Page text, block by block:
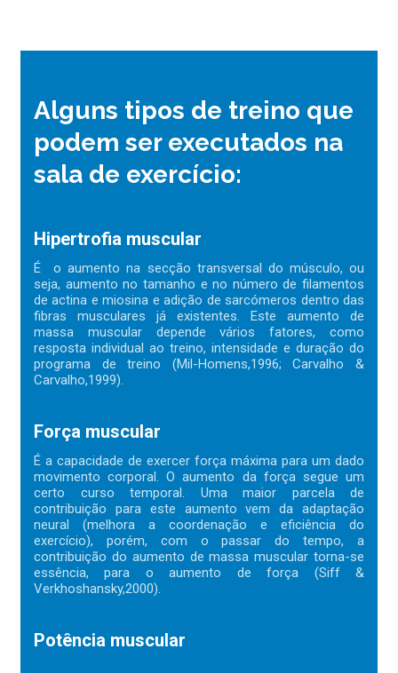
Alguns tipos de treino que
podem ser executados na
sala de exercício:
Hipertrofia muscular
É o aumento na secção transversal do músculo, ou
seja, aumento no tamanho e no número de filamentos
de actina e miosina e adição de sarcómeros dentro das
fibras musculares já existentes. Este aumento de
massa muscular depende vários fatores, como
resposta individual ao treino, intensidade e duração do
programa de treino (Mil-Homens,1996; Carvalho &
Carvalho,1999).
Força muscular
É a capacidade de exercer força máxima para um dado
movimento corporal. O aumento da força segue um
certo curso temporal. Uma maior parcela de
contribuição para este aumento vem da adaptação
neural (melhora a coordenação e eficiência do
exercício), porém, com o passar do tempo, a
contribuição do aumento de massa muscular torna-se
essência, para o aumento de força (Siff &
Verkhoshansky,2000).
Potência muscular